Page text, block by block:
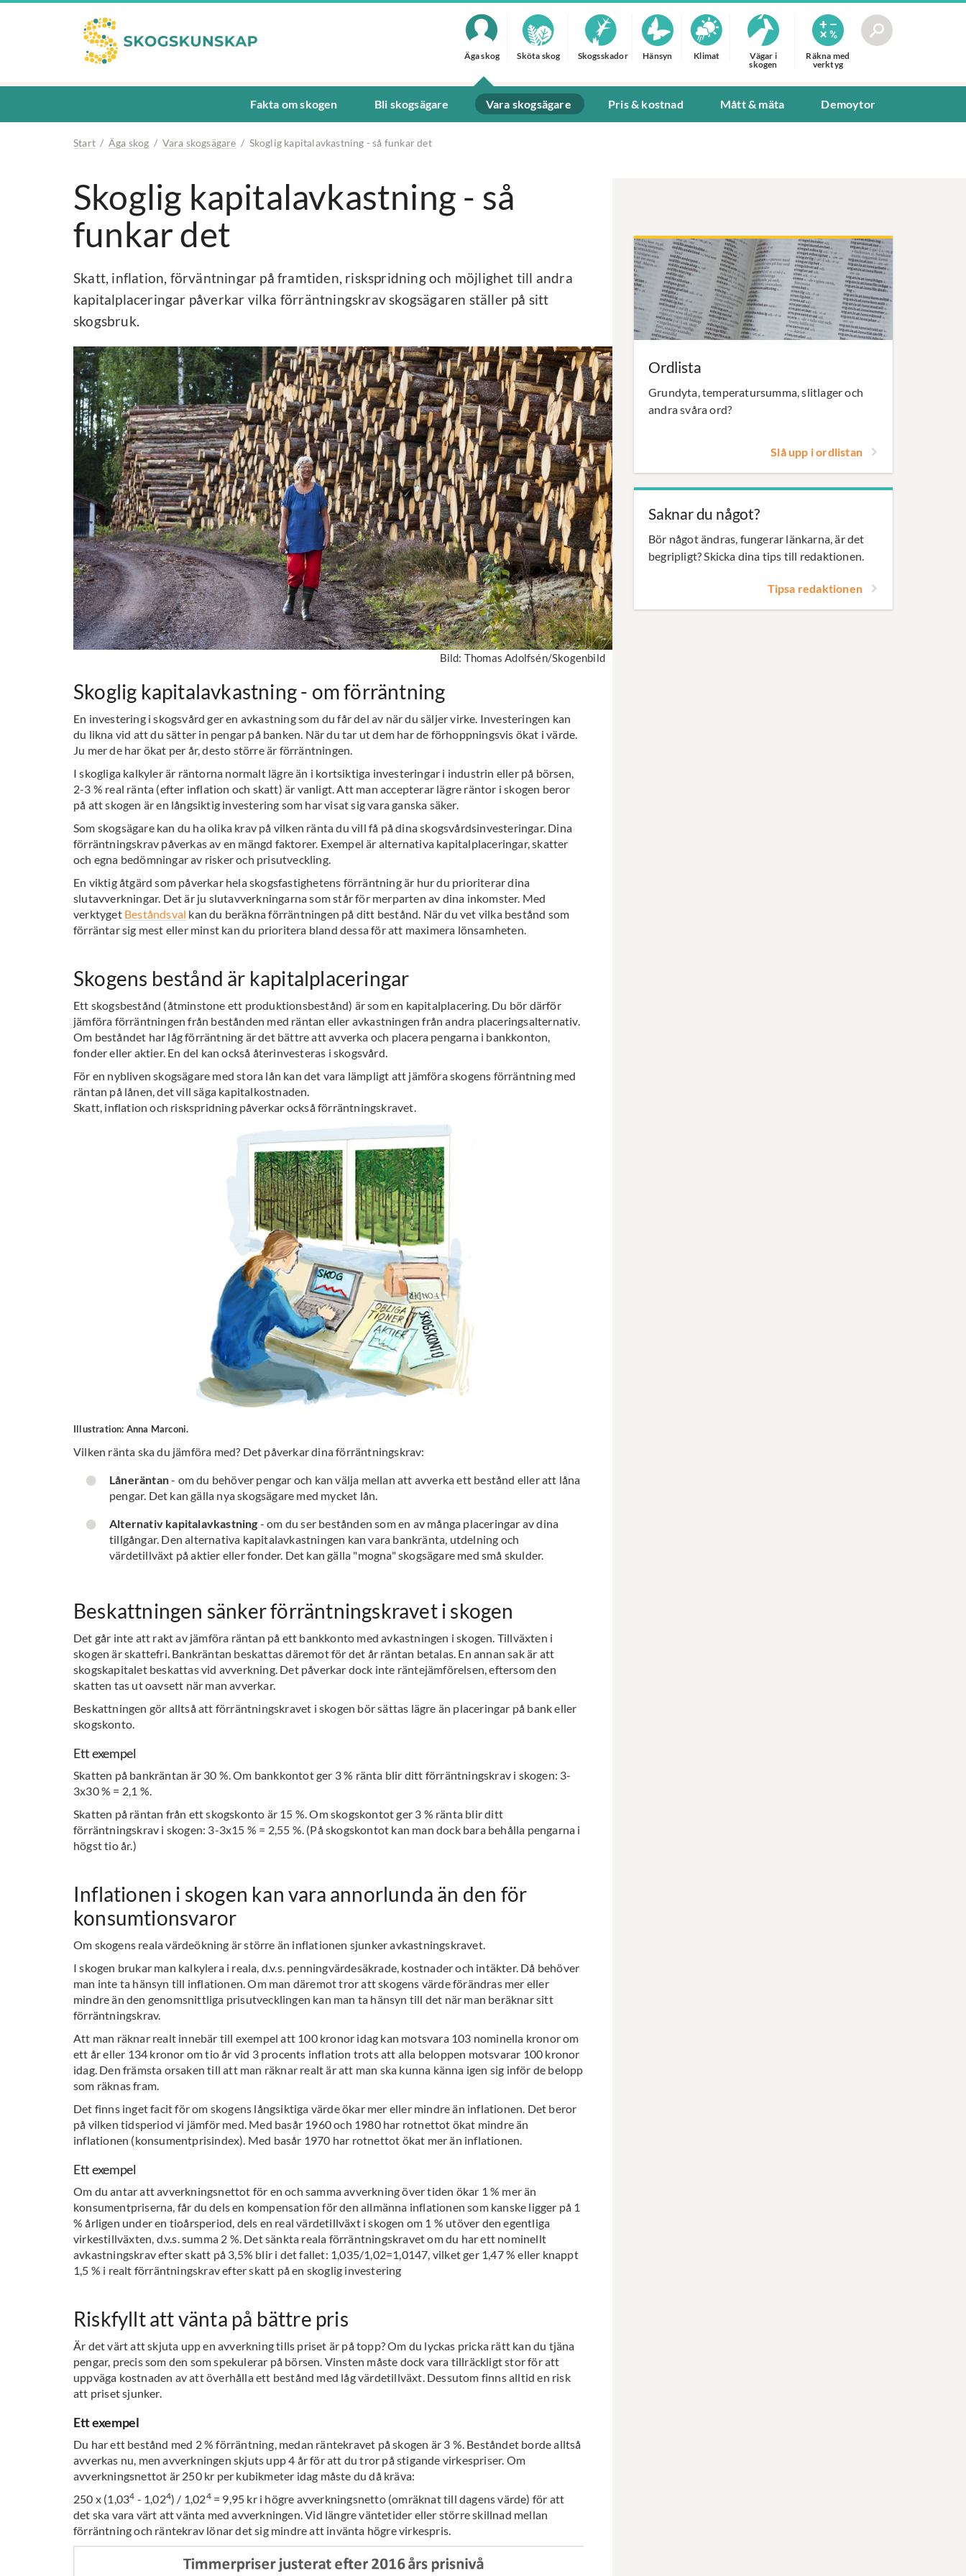
Äga skog Sköta skog Skogsskador Hänsyn Klimat
Vägar i
skogen
Räkna med
verktyg
Fakta om skogen Bli skogsägare Vara skogsägare Pris & kostnad Mått & mäta Demoytor
Start / Äga skog / Vara skogsägare / Skoglig kapitalavkastning - så funkar det
Skoglig kapitalavkastning - så
funkar det
Skatt, inflation, förväntningar på framtiden, riskspridning och möjlighet till andra
kapitalplaceringar påverkar vilka förräntningskrav skogsägaren ställer på sitt
skogsbruk.
Bild: Thomas Adolfsén/Skogenbild
Skoglig kapitalavkastning - om förräntning
En investering i skogsvård ger en avkastning som du får del av när du säljer virke. Investeringen kan
du likna vid att du sätter in pengar på banken. När du tar ut dem har de förhoppningsvis ökat i värde.
Ju mer de har ökat per år, desto större är förräntningen.
I skogliga kalkyler är räntorna normalt lägre än i kortsiktiga investeringar i industrin eller på börsen,
2-3 % real ränta (efter inflation och skatt) är vanligt. Att man accepterar lägre räntor i skogen beror
på att skogen är en långsiktig investering som har visat sig vara ganska säker.
Som skogsägare kan du ha olika krav på vilken ränta du vill få på dina skogsvårdsinvesteringar. Dina
förräntningskrav påverkas av en mängd faktorer. Exempel är alternativa kapitalplaceringar, skatter
och egna bedömningar av risker och prisutveckling.
En viktig åtgärd som påverkar hela skogsfastighetens förräntning är hur du prioriterar dina
slutavverkningar. Det är ju slutavverkningarna som står för merparten av dina inkomster. Med
verktyget Beståndsval kan du beräkna förräntningen på ditt bestånd. När du vet vilka bestånd som
förräntar sig mest eller minst kan du prioritera bland dessa för att maximera lönsamheten.
Skogens bestånd är kapitalplaceringar
Ett skogsbestånd (åtminstone ett produktionsbestånd) är som en kapitalplacering. Du bör därför
jämföra förräntningen från bestånden med räntan eller avkastningen från andra placeringsalternativ.
Om beståndet har låg förräntning är det bättre att avverka och placera pengarna i bankkonton,
fonder eller aktier. En del kan också återinvesteras i skogsvård.
För en nybliven skogsägare med stora lån kan det vara lämpligt att jämföra skogens förräntning med
räntan på lånen, det vill säga kapitalkostnaden.
Skatt, inflation och riskspridning påverkar också förräntningskravet.
Illustration: Anna Marconi.
Vilken ränta ska du jämföra med? Det påverkar dina förräntningskrav:
Låneräntan- om du behöver pengar och kan välja mellan att avverka ett bestånd eller att låna
pengar. Det kan gälla nya skogsägare med mycket lån.
Alternativ kapitalavkastning - om du ser bestånden som en av många placeringar av dina
tillgångar. Den alternativa kapitalavkastningen kan vara bankränta, utdelning och
värdetillväxt på aktier eller fonder. Det kan gälla "mogna" skogsägare med små skulder.
Beskattningen sänker förräntningskravet i skogen
Det går inte att rakt av jämföra räntan på ett bankkonto med avkastningen i skogen. Tillväxten i
skogen är skattefri. Bankräntan beskattas däremot för det år räntan betalas. En annan sak är att
skogskapitalet beskattas vid avverkning. Det påverkar dock inte räntejämförelsen, eftersom den
skatten tas ut oavsett när man avverkar.
Beskattningen gör alltså att förräntningskravet i skogen bör sättas lägre än placeringar på bank eller
skogskonto.
Ett exempel
Skatten på bankräntan är 30 %. Om bankkontot ger 3 % ränta blir ditt förräntningskrav i skogen: 3-
3x30 % = 2,1 %.
Skatten på räntan från ett skogskonto är 15 %. Om skogskontot ger 3 % ränta blir ditt
förräntningskrav i skogen: 3-3x15 % = 2,55 %. (På skogskontot kan man dock bara behålla pengarna i
högst tio år.)
Inflationen i skogen kan vara annorlunda än den för
konsumtionsvaror
Om skogens reala värdeökning är större än inflationen sjunker avkastningskravet.
I skogen brukar man kalkylera i reala, d.v.s. penningvärdesäkrade, kostnader och intäkter. Då behöver
man inte ta hänsyn till inflationen. Om man däremot tror att skogens värde förändras mer eller
mindre än den genomsnittliga prisutvecklingen kan man ta hänsyn till det när man beräknar sitt
förräntningskrav.
Att man räknar realt innebär till exempel att 100 kronor idag kan motsvara 103 nominella kronor om
ett år eller 134 kronor om tio år vid 3 procents inflation trots att alla beloppen motsvarar 100 kronor
idag. Den främsta orsaken till att man räknar realt är att man ska kunna känna igen sig inför de belopp
som räknas fram.
Det finns inget facit för om skogens långsiktiga värde ökar mer eller mindre än inflationen. Det beror
på vilken tidsperiod vi jämför med. Med basår 1960 och 1980 har rotnettot ökat mindre än
inflationen (konsumentprisindex). Med basår 1970 har rotnettot ökat mer än inflationen.
Ett exempel
Om du antar att avverkningsnettot för en och samma avverkning över tiden ökar 1 % mer än
konsumentpriserna, får du dels en kompensation för den allmänna inflationen som kanske ligger på 1
% årligen under en tioårsperiod, dels en real värdetillväxt i skogen om 1 % utöver den egentliga
virkestillväxten, d.v.s. summa 2 %. Det sänkta reala förräntningskravet om du har ett nominellt
avkastningskrav efter skatt på 3,5% blir i det fallet: 1,035/1,02=1,0147, vilket ger 1,47 % eller knappt
1,5 % i realt förräntningskrav efter skatt på en skoglig investering
Riskfyllt att vänta på bättre pris
Är det värt att skjuta upp en avverkning tills priset är på topp? Om du lyckas pricka rätt kan du tjäna
pengar, precis som den som spekulerar på börsen. Vinsten måste dock vara tillräckligt stor för att
uppväga kostnaden av att överhålla ett bestånd med låg värdetillväxt. Dessutom finns alltid en risk
att priset sjunker.
Ett exempel
Du har ett bestånd med 2 % förräntning, medan räntekravet på skogen är 3 %. Beståndet borde alltså
avverkas nu, men avverkningen skjuts upp 4 år för att du tror på stigande virkespriser. Om
avverkningsnettot är 250 kr per kubikmeter idag måste du då kräva:
250 x (1,034 - 1,024) / 1,024= 9,95 kr i högre avverkningsnetto (omräknat till dagens värde) för att
det ska vara värt att vänta med avverkningen. Vid längre väntetider eller större skillnad mellan
förräntning och räntekrav lönar det sig mindre att invänta högre virkespris.
Ordlista
Grundyta, temperatursumma, slitlager och
andra svåra ord?
Slå upp i ordlistan
Saknar du något?
Bör något ändras, fungerar länkarna, är det
begripligt? Skicka dina tips till redaktionen.
Tipsa redaktionen